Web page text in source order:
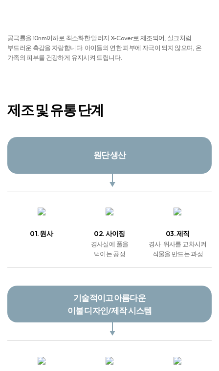
공극률을 10nm이하로 최소화한 알러지 X-Cover로 제조되어, 실크처럼
부드러운 촉감을 자랑합니다. 아이들의 연한 피부에 자극이 되지 않으며, 온
가족의 피부를 건강하게 유지시켜 드립니다.
제조 및 유통 단계
원단 생산
01. 원사 02. 사이징
경사실에 풀을
먹이는 공정
03. 제직
경사 · 위사를 교차시켜
직물을 만드는 과정
기술적이고 아름다운
이불 디자인/제작 시스템